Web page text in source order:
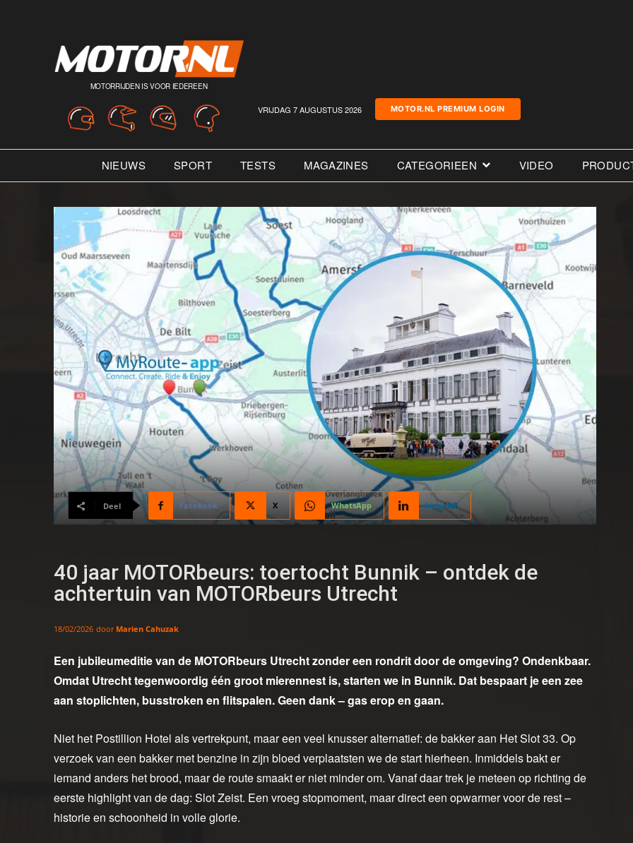
MOTORRIJDEN IS VOOR IEDEREEN
VRIJDAG 7 AUGUSTUS 2026 MOTOR.NL PREMIUM LOGIN
NIEUWS SPORT TESTS MAGAZINES CATEGORIEEN VIDEO
Deel Facebook X WhatsApp Linkedin
40 jaar MOTORbeurs: toertocht Bunnik – ontdek de
achtertuin van MOTORbeurs Utrecht
18/02/2026 door Marien Cahuzak
Een jubileumeditie van de MOTORbeurs Utrecht zonder een rondrit door de omgeving? Ondenkbaar.
Omdat Utrecht tegenwoordig één groot mierennest is, starten we in Bunnik. Dat bespaart je een zee
aan stoplichten, busstroken en flitspalen. Geen dank – gas erop en gaan.
Niet het Postillion Hotel als vertrekpunt, maar een veel knusser alternatief: de bakker aan Het Slot 33. Op
verzoek van een bakker met benzine in zijn bloed verplaatsten we de start hierheen. Inmiddels bakt er
iemand anders het brood, maar de route smaakt er niet minder om. Vanaf daar trek je meteen op richting de
eerste highlight van de dag: Slot Zeist. Een vroeg stopmoment, maar direct een opwarmer voor de rest –
historie en schoonheid in volle glorie.